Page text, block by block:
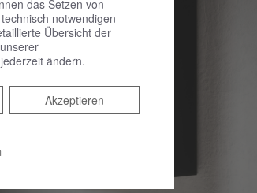
das Setzen von
notwendigen
Übersicht der
jederzeit ändern.
Akzeptieren